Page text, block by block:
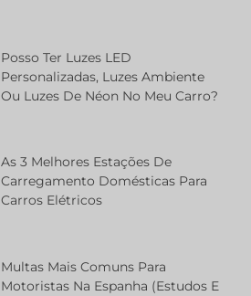
Posso Ter Luzes LED
Personalizadas, Luzes Ambiente
Ou Luzes De Néon No Meu Carro?
As 3 Melhores Estações De
Carregamento Domésticas Para
Carros Elétricos
Multas Mais Comuns Para
Motoristas Na Espanha (estudos E